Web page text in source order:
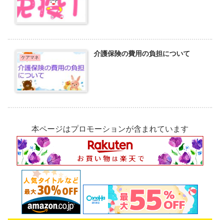
ケアマネ 介護保険の費用の負担について
本ページはプロモーションが含まれています